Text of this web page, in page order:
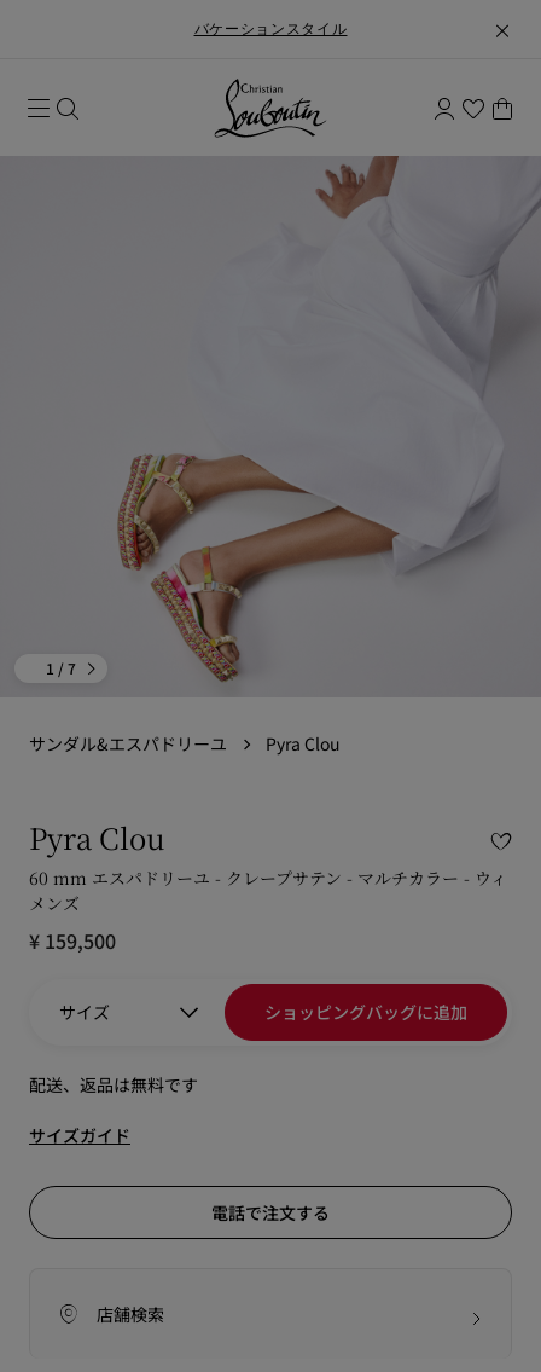
バケーションスタイル
1 / 7
サンダル&エスパドリーユ Pyra Clou
Pyra Clou
60 mm エスパドリーユ - クレープサテン - マルチカラー - ウィ
メンズ
¥ 159,500
サイズ ショッピングバッグに追加
配送、返品は無料です
サイズガイド
電話で注文する
店舗検索